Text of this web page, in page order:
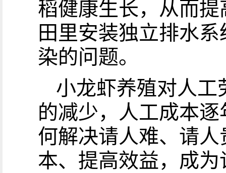
稻健康生长，从而
田里安装独立排水
染的问题。
小龙虾养殖对人工
的减少，人工成本
何解决请人难、请
本、提高效益，成